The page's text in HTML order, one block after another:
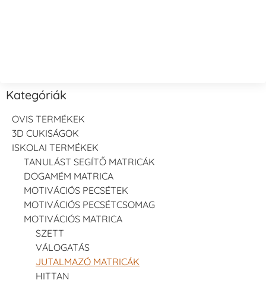
Kategóriák
OVIS TERMÉKEK
3D CUKISÁGOK
ISKOLAI TERMÉKEK
TANULÁST SEGÍTŐ MATRICÁK
DOGAMÉM MATRICA
MOTIVÁCIÓS PECSÉTEK
MOTIVÁCIÓS PECSÉTCSOMAG
MOTIVÁCIÓS MATRICA
SZETT
VÁLOGATÁS
JUTALMAZÓ MATRICÁK
HITTAN